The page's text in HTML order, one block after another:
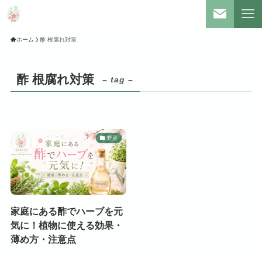
ホーム 酢 根腐れ対策
酢 根腐れ対策 – tag –
野菜
家庭にある酢でハーブを元
気に！植物に使える効果・
薄め方・注意点